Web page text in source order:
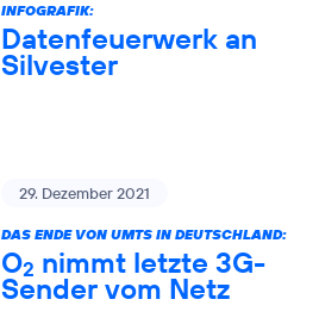
INFOGRAFIK:
Datenfeuerwerk an
Silvester
29. Dezember 2021
DAS ENDE VON UMTS IN DEUTSCHLAND:
O2 nimmt letzte 3G-
Sender vom Netz